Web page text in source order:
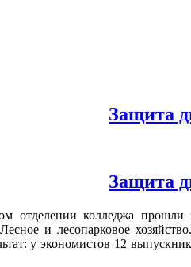
Защита
Защита
отделении колледжа
и лесопарковое
у экономистов 12